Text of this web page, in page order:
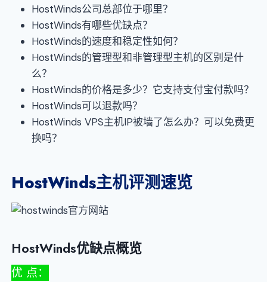
HostWinds公司总部位于哪里？
HostWinds有哪些优缺点？
HostWinds的速度和稳定性如何？
HostWinds的管理型和非管理型主机的区别是什
么？
HostWinds的价格是多少？它支持支付宝付款吗？
HostWinds可以退款吗？
HostWinds VPS主机IP被墙了怎么办？可以免费更
换吗？
HostWinds主机评测速览
HostWinds优缺点概览
优 点：